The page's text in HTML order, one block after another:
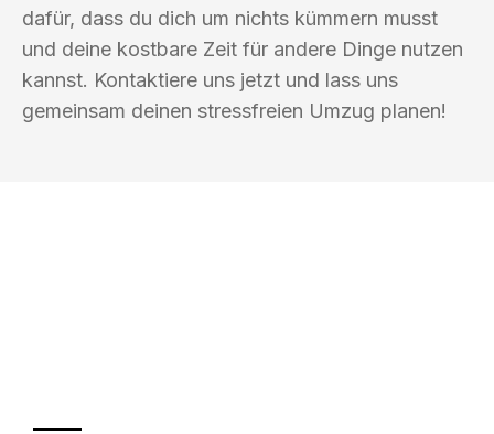
dafür, dass du dich um nichts kümmern musst
und deine kostbare Zeit für andere Dinge nutzen
kannst. Kontaktiere uns jetzt und lass uns
gemeinsam deinen stressfreien Umzug planen!